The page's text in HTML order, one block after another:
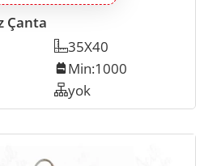
Çanta
Ölçü
35X40
Min. İmalat
Min:1000
Organizer
yok